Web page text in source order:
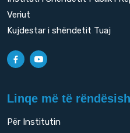
Veriut
Kujdestar i shëndetit Tuaj
Linqe më të
Për Institutin